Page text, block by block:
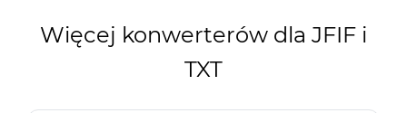
Więcej konwerterów dla JFIF i
TXT